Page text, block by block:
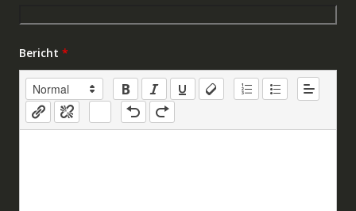
Bericht *